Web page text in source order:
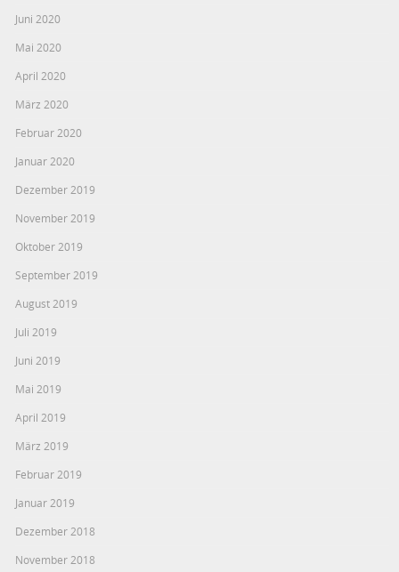
Juni 2020
Mai 2020
April 2020
März 2020
Februar 2020
Januar 2020
Dezember 2019
November 2019
Oktober 2019
September 2019
August 2019
Juli 2019
Juni 2019
Mai 2019
April 2019
März 2019
Februar 2019
Januar 2019
Dezember 2018
November 2018